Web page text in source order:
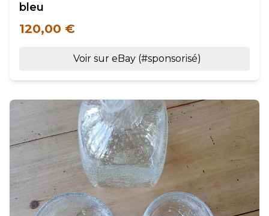
bleu
120,00 €
Voir sur eBay (#sponsorisé)